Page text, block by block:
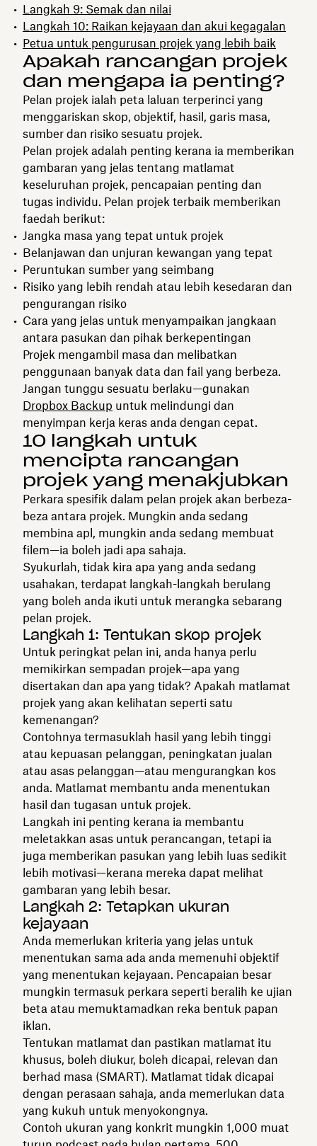
Langkah 9: Semak dan nilai
Langkah 10: Raikan kejayaan dan akui kegagalan
Petua untuk pengurusan projek yang lebih baik
Apakah rancangan projek
dan mengapa ia penting?
Pelan projek ialah peta laluan terperinci yang
menggariskan skop, objektif, hasil, garis masa,
sumber dan risiko sesuatu projek.
Pelan projek adalah penting kerana ia memberikan
gambaran yang jelas tentang matlamat
keseluruhan projek, pencapaian penting dan
tugas individu. Pelan projek terbaik memberikan
faedah berikut:
Jangka masa yang tepat untuk projek
Belanjawan dan unjuran kewangan yang tepat
Peruntukan sumber yang seimbang
Risiko yang lebih rendah atau lebih kesedaran dan
pengurangan risiko
Cara yang jelas untuk menyampaikan jangkaan
antara pasukan dan pihak berkepentingan
Projek mengambil masa dan melibatkan
penggunaan banyak data dan fail yang berbeza.
Jangan tunggu sesuatu berlaku—gunakan
Dropbox Backup untuk melindungi dan
menyimpan kerja keras anda dengan cepat.
10 langkah untuk
mencipta rancangan
projek yang menakjubkan
Perkara spesifik dalam pelan projek akan berbeza-
beza antara projek. Mungkin anda sedang
membina apl, mungkin anda sedang membuat
filem—ia boleh jadi apa sahaja.
Syukurlah, tidak kira apa yang anda sedang
usahakan, terdapat langkah-langkah berulang
yang boleh anda ikuti untuk merangka sebarang
pelan projek.
Langkah 1: Tentukan skop projek
Untuk peringkat pelan ini, anda hanya perlu
memikirkan sempadan projek—apa yang
disertakan dan apa yang tidak? Apakah matlamat
projek yang akan kelihatan seperti satu
kemenangan?
Contohnya termasuklah hasil yang lebih tinggi
atau kepuasan pelanggan, peningkatan jualan
atau asas pelanggan—atau mengurangkan kos
anda. Matlamat membantu anda menentukan
hasil dan tugasan untuk projek.
Langkah ini penting kerana ia membantu
meletakkan asas untuk perancangan, tetapi ia
juga memberikan pasukan yang lebih luas sedikit
lebih motivasi—kerana mereka dapat melihat
gambaran yang lebih besar.
Langkah 2: Tetapkan ukuran
kejayaan
Anda memerlukan kriteria yang jelas untuk
menentukan sama ada anda memenuhi objektif
yang menentukan kejayaan. Pencapaian besar
mungkin termasuk perkara seperti beralih ke ujian
beta atau memuktamadkan reka bentuk papan
iklan.
Tentukan matlamat dan pastikan matlamat itu
khusus, boleh diukur, boleh dicapai, relevan dan
berhad masa (SMART). Matlamat tidak dicapai
dengan perasaan sahaja, anda memerlukan data
yang kukuh untuk menyokongnya.
Contoh ukuran yang konkrit mungkin 1,000 muat